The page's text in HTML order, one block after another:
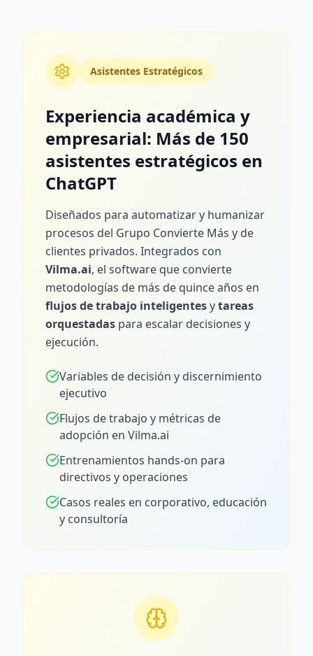
Asistentes Estratégicos
Experiencia académica y
empresarial: Más de 150
asistentes estratégicos en
ChatGPT
Diseñados para automatizar y humanizar
procesos del Grupo Convierte Más y de
clientes privados. Integrados con
Vilma.ai, el software que convierte
metodologías de más de quince años en
flujos de trabajo inteligentesytareas
orquestadas para escalar decisiones y
ejecución.
Variables de decisión y discernimiento
ejecutivo
Flujos de trabajo y métricas de
adopción en Vilma.ai
Entrenamientos hands-on para
directivos y operaciones
Casos reales en corporativo, educación
y consultoría